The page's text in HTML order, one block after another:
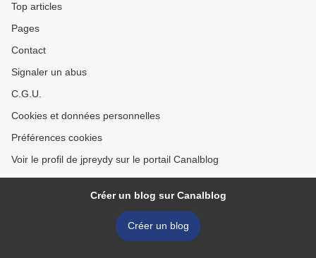
Top articles
Pages
Contact
Signaler un abus
C.G.U.
Cookies et données personnelles
Préférences cookies
Voir le profil de jpreydy sur le portail Canalblog
Créer un blog sur Canalblog
Créer un blog